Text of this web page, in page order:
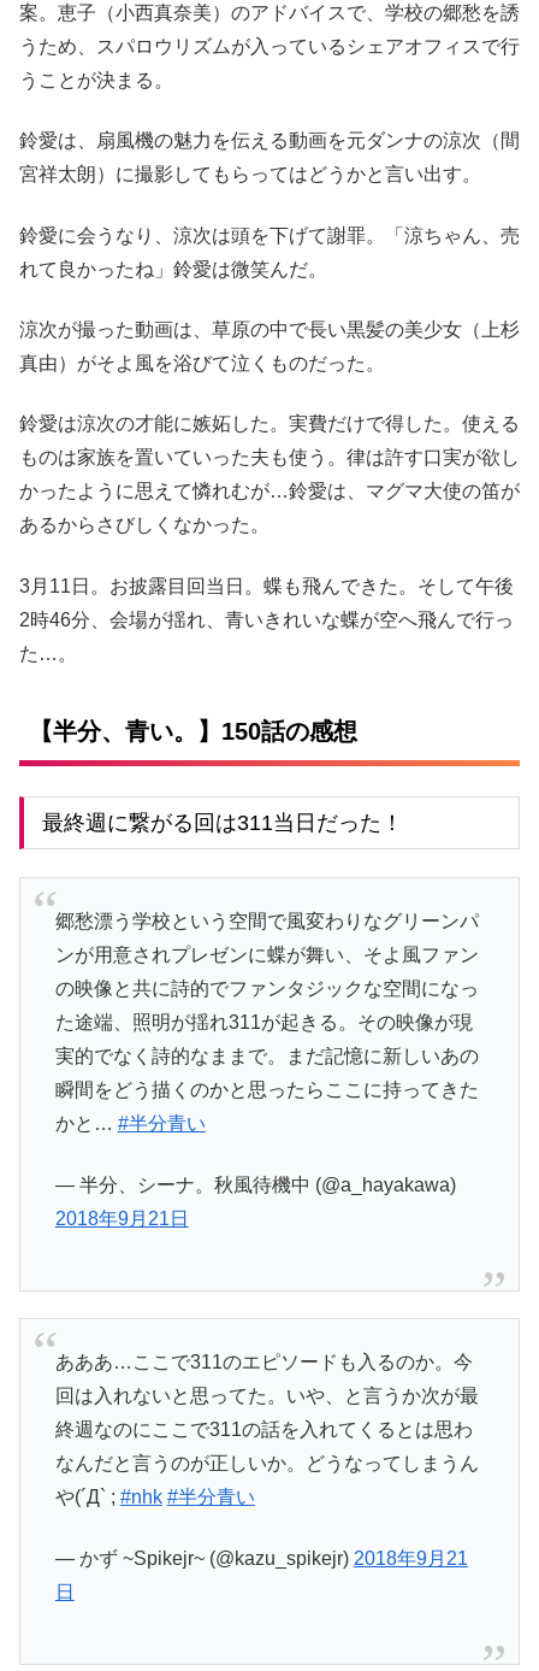
案。恵子（小西真奈美）のアドバイスで、学校の郷愁を誘
うため、スパロウリズムが入っているシェアオフィスで行
うことが決まる。
鈴愛は、扇風機の魅力を伝える動画を元ダンナの涼次（間
宮祥太朗）に撮影してもらってはどうかと言い出す。
鈴愛に会うなり、涼次は頭を下げて謝罪。「涼ちゃん、売
れて良かったね」鈴愛は微笑んだ。
涼次が撮った動画は、草原の中で長い黒髪の美少女（上杉
真由）がそよ風を浴びて泣くものだった。
鈴愛は涼次の才能に嫉妬した。実費だけで得した。使える
ものは家族を置いていった夫も使う。律は許す口実が欲し
かったように思えて憐れむが…鈴愛は、マグマ大使の笛が
あるからさびしくなかった。
3月11日。お披露目回当日。蝶も飛んできた。そして午後
2時46分、会場が揺れ、青いきれいな蝶が空へ飛んで行っ
た…。
【半分、青い。】150話の感想
最終週に繋がる回は311当日だった！
郷愁漂う学校という空間で風変わりなグリーンパ
ンが用意されプレゼンに蝶が舞い、そよ風ファン
の映像と共に詩的でファンタジックな空間になっ
た途端、照明が揺れ311が起きる。その映像が現
実的でなく詩的なままで。まだ記憶に新しいあの
瞬間をどう描くのかと思ったらここに持ってきた
かと… #半分青い
— 半分、シーナ。秋風待機中 (@a_hayakawa)
2018年9月21日
あああ…ここで311のエピソードも入るのか。今
回は入れないと思ってた。いや、と言うか次が最
終週なのにここで311の話を入れてくるとは思わ
なんだと言うのが正しいか。どうなってしまうん
や(´Д` ; #nhk #半分青い
— かず ~Spikejr~ (@kazu_spikejr) 2018年9月21
日